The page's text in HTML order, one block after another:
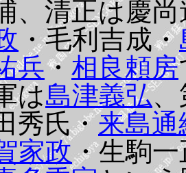
、清正は慶
・毛利吉成・
兵・ 相良頼房
は島津義弘、
秀氏・来島通
家政・生駒